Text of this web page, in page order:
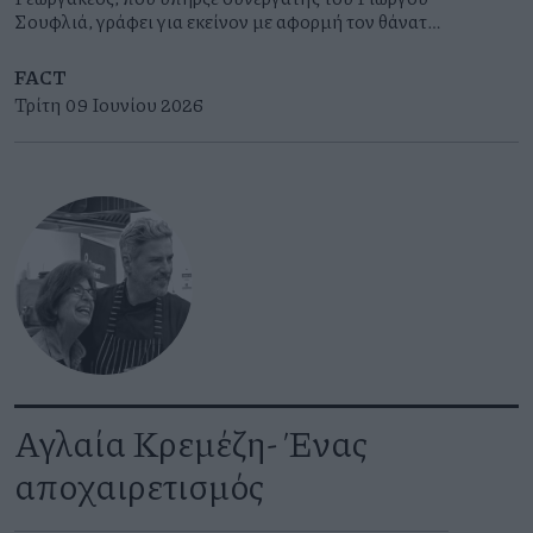
Σουφλιά, γράφει για εκείνον με αφορμή τον θάνατό
FACT
Τρίτη 09 Ιουνίου 2026
Αγλαία Κρεμέζη- Ένας
αποχαιρετισμός